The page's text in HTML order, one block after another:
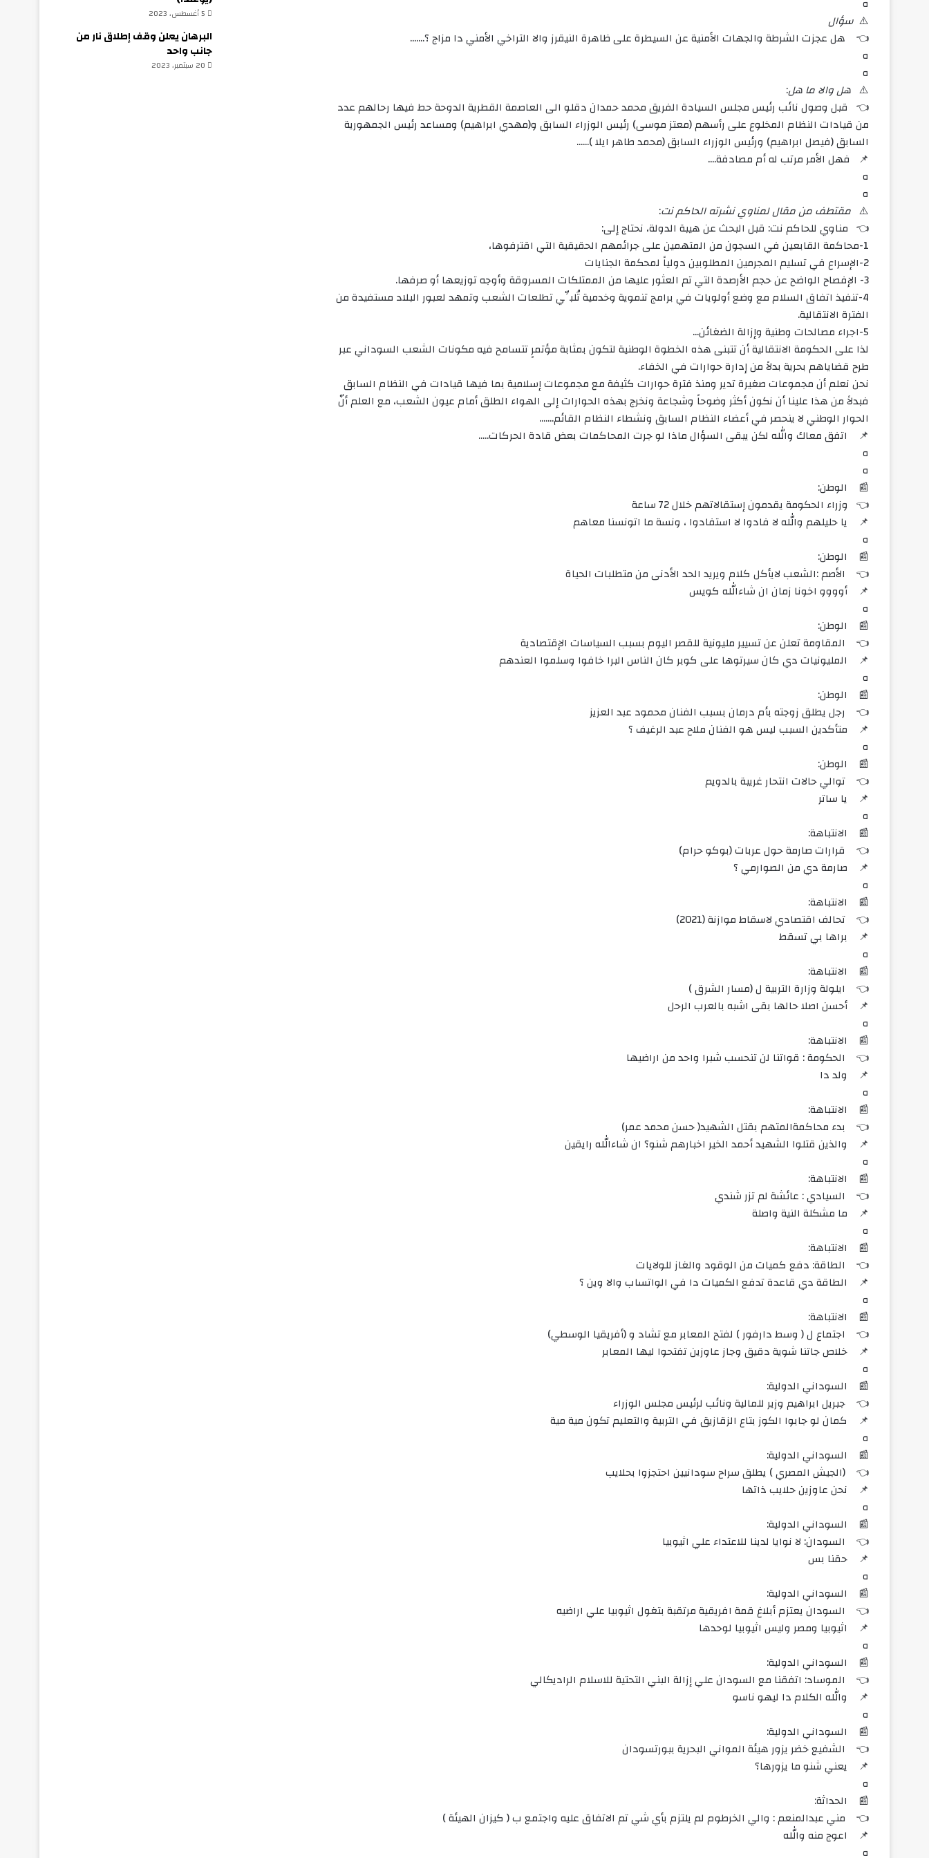
ه
⚠️ سؤال
👈 هل عجزت الشرطة والجهات الأمنية عن السيطرة على ظاهرة النيقرز والا التراخي الأمني دا مزاج ؟…….
ه
ه
⚠️ هل والا ما هل:
👈 قبل وصول نائب رئيس مجلس السيادة الفريق محمد حمدان دقلو الى العاصمة القطرية الدوحة حط فيها رحالهم عدد
من قيادات النظام المخلوع على رأسهم (معتز موسى) رئيس الوزراء السابق و(مهدي ابراهيم) ومساعد رئيس الجمهورية
السابق (فيصل ابراهيم) ورئيس الوزراء السابق (محمد طاهر ايلا )……
📌 فهل الأمر مرتب له أم مصادفة….
ه
ه
⚠️ مقتطف من مقال لمناوي نشرته الحاكم نت:
👈 مناوي للحاكم نت: قبل البحث عن هيبة الدولة، نحتاج إلى:
1-محاكمة القابعين في السجون من المتهمين على جرائمهم الحقيقية التي اقترفوها،
2-الإسراع في تسليم المجرمين المطلوبين دولياً لمحكمة الجنايات
3- الإفصاح الواضح عن حجم الأرصدة التي تم العثور عليها من الممتلكات المسروقة وأوجه توزيعها أو صرفها.
4-تنفيذ اتفاق السلام مع وضع أولويات في برامج تنموية وخدمية تُلبِّي تطلعات الشعب وتمهد لعبور البلاد مستفيدة من
الفترة الانتقالية.
5-اجراء مصالحات وطنية وإزالة الضغائن…
لذا على الحكومة الانتقالية أن تتبنى هذه الخطوة الوطنية لتكون بمثابة مؤتمرٍ تتسامح فيه مكونات الشعب السوداني عبر
طرح قضاياهم بحرية بدلاً من إدارة حوارات في الخفاء.
نحن نعلم أن مجموعات صغيرة تدير ومنذ فترة حوارات كثيفة مع مجموعات إسلامية بما فيها قيادات في النظام السابق
فبدلاً من هذا علينا أن نكون أكثر وضوحاً وشجاعة ونخرج بهذه الحوارات إلى الهواء الطلق أمام عيون الشعب، مع العلم أنّ
الحوار الوطني لا ينحصر في أعضاء النظام السابق ونشطاء النظام القائم…….
📌 اتفق معاك والله لكن يبقى السؤال ماذا لو جرت المحاكمات بعض قادة الحركات…..
ه
ه
📰 الوطن:
👈 وزراء الحكومة يقدمون إستقالاتهم خلال 72 ساعة
📌 يا حليلهم والله لا فادوا لا استفادوا ، ونسة ما اتونسنا معاهم
ه
📰 الوطن:
👈 الأصم :الشعب لايأكل كلام ويريد الحد الأدنى من متطلبات الحياة
📌 أوووو اخونا زمان ان شاءالله كويس
ه
📰 الوطن:
👈 المقاومة تعلن عن تسيير مليونية للقصر اليوم بسبب السياسات الإقتصادية
📌 المليونيات دي كان سيرتوها على كوبر كان الناس البرا خافوا وسلموا العندهم
ه
📰 الوطن:
👈 رجل يطلق زوجته بأم درمان بسبب الفنان محمود عبد العزيز
📌 متأكدين السبب ليس هو الفنان ملاح عبد الرغيف ؟
ه
📰 الوطن:
👈 توالي حالات انتحار غريبة بالدويم
📌 يا ساتر
ه
📰 الانتباهة:
👈 قرارات صارمة حول عربات (بوكو حرام)
📌 صارمة دي من الصوارمي ؟
ه
📰 الانتباهة:
👈 تحالف اقتصادي لاسقاط موازنة (2021)
📌 براها بي تسقط
ه
📰 الانتباهة:
👈 ايلولة وزارة التربية ل (مسار الشرق )
📌 أحسن اصلا حالها بقى اشبه بالعرب الرحل
ه
📰 الانتباهة:
👈 الحكومة : قواتنا لن تنحسب شبرا واحد من اراضيها
📌 ولد دا
ه
📰 الانتباهة:
👈 بدء محاكمةالمتهم بقتل الشهيد( حسن محمد عمر)
📌 والذين قتلوا الشهيد أحمد الخير اخبارهم شنو؟ ان شاءالله رايقين
ه
📰 الانتباهة:
👈 السيادي : عائشة لم تزر شندي
📌 ما مشكلة النية واصلة
ه
📰 الانتباهة:
👈 الطاقة: دفع كميات من الوقود والغاز للولايات
📌 الطاقة دي قاعدة تدفع الكميات دا في الواتساب والا وين ؟
ه
📰 الانتباهة:
👈 اجتماع ل ( وسط دارفور ) لفتح المعابر مع تشاد و (أفريقيا الوسطي)
📌 خلاص جاتنا شوية دقيق وجاز عاوزين تفتحوا ليها المعابر
ه
📰 السوداني الدولية:
👈 جبريل ابراهيم وزير للمالية ونائب لرئيس مجلس الوزراء
📌 كمان لو جابوا الكوز بتاع الزقازيق في التربية والتعليم تكون مية مية
ه
📰 السوداني الدولية:
👈 (الجيش المصري ) يطلق سراح سودانيين احتجزوا بحلايب
📌 نحن عاوزين حلايب ذاتها
ه
📰 السوداني الدولية:
👈 السودان: لا نوايا لدينا للاعتداء علي اثيوبيا
📌 حقنا بس
ه
📰 السوداني الدولية:
👈 السودان يعتزم أبلاغ قمة افريقية مرتقبة بتغول اثيوبيا علي اراضيه
📌 اثيوبيا ومصر وليس اثيوبيا لوحدها
ه
📰 السوداني الدولية:
👈 الموساد: اتفقنا مع السودان علي إزالة البني التحتية للاسلام الراديكالي
📌 والله الكلام دا ليهو ناسو
ه
📰 السوداني الدولية:
👈 الشفيع خضر يزور هيئة المواني البحرية ببورتسودان
📌 يعني شنو ما يزورها؟
ه
📰 الحداثة:
👈 مني عبدالمنعم : والي الخرطوم لم يلتزم بأي شي تم الاتفاق عليه واجتمع ب ( كيزان الهيئة )
📌 اعوج منه والله
ه
5 أغسطس، 2023
البرهان يعلن وقف إطلاق نار من
جانب واحد
20 سبتمبر، 2023